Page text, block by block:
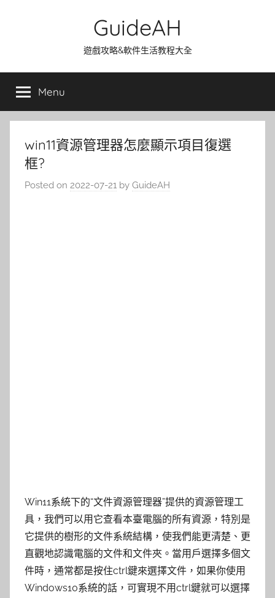
GuideAH
遊戲攻略&軟件生活教程大全
Menu
win11資源管理器怎麼顯示項目復選
框?
Posted on 2022-07-21 by GuideAH
Win11系統下的“文件資源管理器”提供的資源管理工
具，我們可以用它查看本臺電腦的所有資源，特別是
它提供的樹形的文件系統結構，使我們能更清楚、更
直觀地認識電腦的文件和文件夾。當用戶選擇多個文
件時，通常都是按住ctrl鍵來選擇文件，如果你使用
Windows10系統的話，可實現不用ctrl鍵就可以選擇